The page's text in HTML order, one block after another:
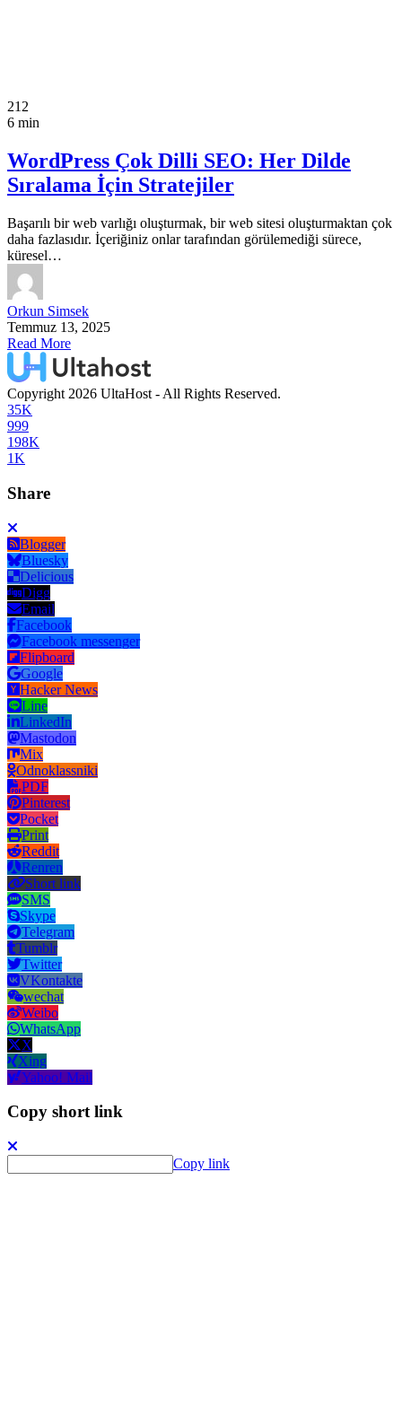
212
6 min
WordPress Çok Dilli SEO: Her Dilde
Sıralama İçin Stratejiler
Başarılı bir web varlığı oluşturmak, bir web sitesi oluşturmaktan çok
daha fazlasıdır. İçeriğiniz onlar tarafından görülemediği sürece,
küresel…
Orkun Simsek
Temmuz 13, 2025
Read More
Copyright 2026 UltaHost - All Rights Reserved.
35K
999
198K
1K
Share
Blogger
Bluesky
Delicious
Digg
Email
Facebook
Facebook messenger
Flipboard
Google
Hacker News
Line
LinkedIn
Mastodon
Mix
Odnoklassniki
PDF
Pinterest
Pocket
Print
Reddit
Renren
Short link
SMS
Skype
Telegram
Tumblr
Twitter
VKontakte
wechat
Weibo
WhatsApp
X
Xing
Yahoo! Mail
Copy short link
Copy link